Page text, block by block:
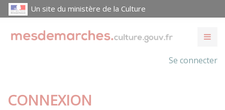
Un site du ministère de la Culture
Se connecter
CONNEXION